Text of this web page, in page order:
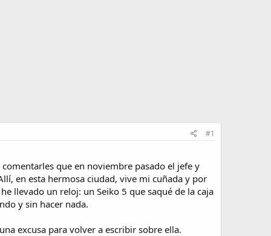
#1
que en noviembre pasado el jefe y
en esta hermosa ciudad, vive mi cuñada y por
llevado un reloj: un Seiko 5 que saqué de la caja
y sin hacer nada.
excusa para volver a escribir sobre ella.